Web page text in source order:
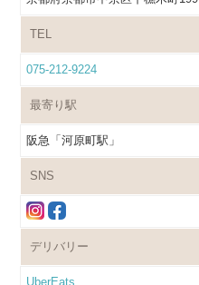
TEL
075-212-9224
最寄り駅
阪急「河原町駅」
SNS
デリバリー
UberEats